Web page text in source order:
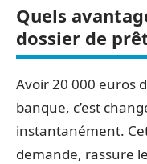
Quels
dossier de
Avoir 20 000 euros
banque, c’est
instantanément.
demande, rassure